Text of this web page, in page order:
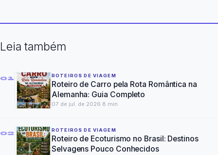
Leia também
01 ROTEIROS DE VIAGEM
Roteiro de Carro pela Rota Romântica na
Alemanha: Guia Completo
07 de jul. de 2026 8 min
02 ROTEIROS DE VIAGEM
Roteiro de Ecoturismo no Brasil: Destinos
Selvagens Pouco Conhecidos